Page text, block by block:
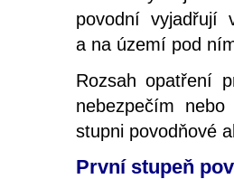
povodní vyjadřují
a na území pod
Rozsah opatření
nebezpečím
stupni povodňové
První stupeň